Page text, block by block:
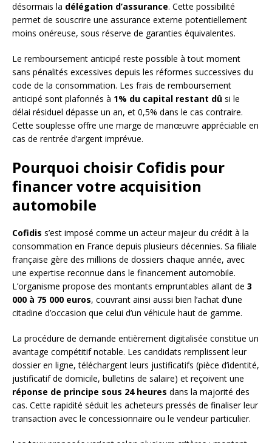
désormais la délégation d’assurance. Cette possibilité
permet de souscrire une assurance externe potentiellement
moins onéreuse, sous réserve de garanties équivalentes.
Le remboursement anticipé reste possible à tout moment
sans pénalités excessives depuis les réformes successives du
code de la consommation. Les frais de remboursement
anticipé sont plafonnés à 1% du capital restant dû si le
délai résiduel dépasse un an, et 0,5% dans le cas contraire.
Cette souplesse offre une marge de manœuvre appréciable en
cas de rentrée d’argent imprévue.
Pourquoi choisir Cofidis pour
financer votre acquisition
automobile
Cofidis s’est imposé comme un acteur majeur du crédit à la
consommation en France depuis plusieurs décennies. Sa filiale
française gère des millions de dossiers chaque année, avec
une expertise reconnue dans le financement automobile.
L’organisme propose des montants empruntables allant de 3
000 à 75 000 euros, couvrant ainsi aussi bien l’achat d’une
citadine d’occasion que celui d’un véhicule haut de gamme.
La procédure de demande entièrement digitalisée constitue un
avantage compétitif notable. Les candidats remplissent leur
dossier en ligne, téléchargent leurs justificatifs (pièce d’identité,
justificatif de domicile, bulletins de salaire) et reçoivent une
réponse de principe sous 24 heures dans la majorité des
cas. Cette rapidité séduit les acheteurs pressés de finaliser leur
transaction avec le concessionnaire ou le vendeur particulier.